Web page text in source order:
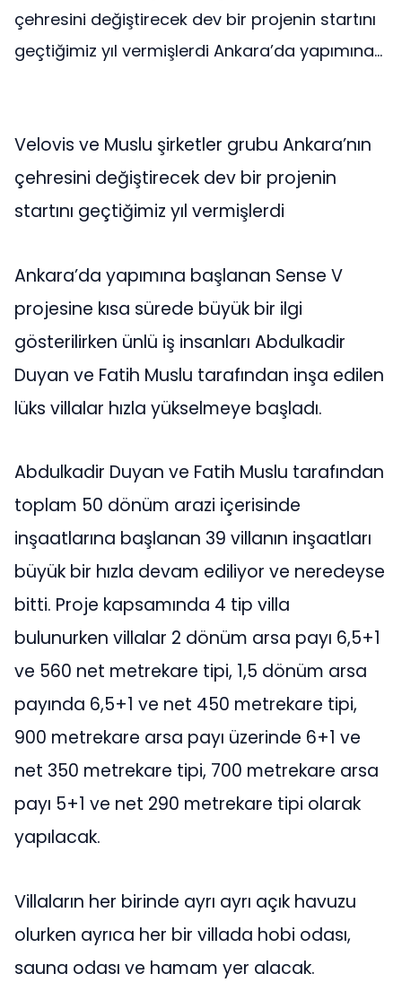
çehresini değiştirecek dev bir projenin startını
geçtiğimiz yıl vermişlerdi Ankara’da yapımına...
Velovis ve Muslu şirketler grubu Ankara’nın
çehresini değiştirecek dev bir projenin
startını geçtiğimiz yıl vermişlerdi
Ankara’da yapımına başlanan Sense V
projesine kısa sürede büyük bir ilgi
gösterilirken ünlü iş insanları Abdulkadir
Duyan ve Fatih Muslu tarafından inşa edilen
lüks villalar hızla yükselmeye başladı.
Abdulkadir Duyan ve Fatih Muslu tarafından
toplam 50 dönüm arazi içerisinde
inşaatlarına başlanan 39 villanın inşaatları
büyük bir hızla devam ediliyor ve neredeyse
bitti. Proje kapsamında 4 tip villa
bulunurken villalar 2 dönüm arsa payı 6,5+1
ve 560 net metrekare tipi, 1,5 dönüm arsa
payında 6,5+1 ve net 450 metrekare tipi,
900 metrekare arsa payı üzerinde 6+1 ve
net 350 metrekare tipi, 700 metrekare arsa
payı 5+1 ve net 290 metrekare tipi olarak
yapılacak.
Villaların her birinde ayrı ayrı açık havuzu
olurken ayrıca her bir villada hobi odası,
sauna odası ve hamam yer alacak.